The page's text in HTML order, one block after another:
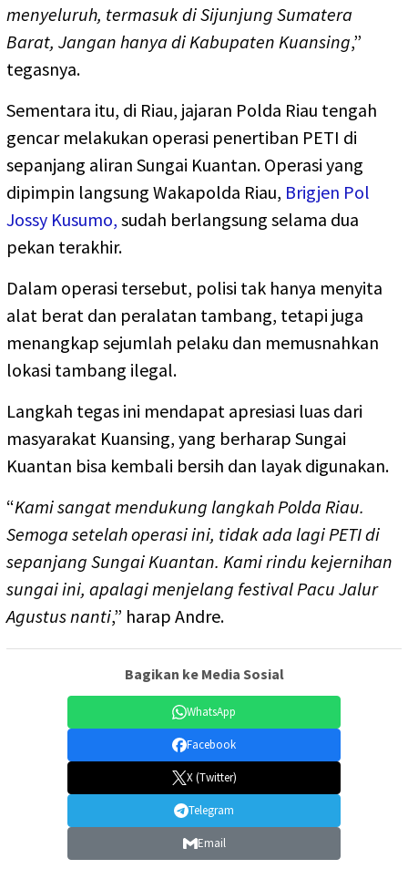
menyeluruh, termasuk di Sijunjung Sumatera
Barat, Jangan hanya di Kabupaten Kuansing,”
tegasnya.
Sementara itu, di Riau, jajaran Polda Riau tengah
gencar melakukan operasi penertiban PETI di
sepanjang aliran Sungai Kuantan. Operasi yang
dipimpin langsung Wakapolda Riau, Brigjen Pol
Jossy Kusumo, sudah berlangsung selama dua
pekan terakhir.
Dalam operasi tersebut, polisi tak hanya menyita
alat berat dan peralatan tambang, tetapi juga
menangkap sejumlah pelaku dan memusnahkan
lokasi tambang ilegal.
Langkah tegas ini mendapat apresiasi luas dari
masyarakat Kuansing, yang berharap Sungai
Kuantan bisa kembali bersih dan layak digunakan.
“Kami sangat mendukung langkah Polda Riau.
Semoga setelah operasi ini, tidak ada lagi PETI di
sepanjang Sungai Kuantan. Kami rindu kejernihan
sungai ini, apalagi menjelang festival Pacu Jalur
Agustus nanti,” harap Andre.
Bagikan ke Media Sosial
WhatsApp
Facebook
X (Twitter)
Telegram
Email